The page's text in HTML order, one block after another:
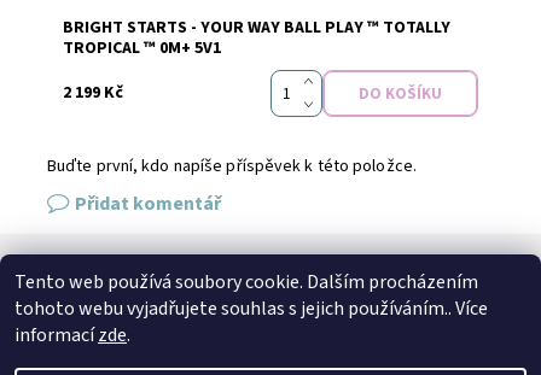
Značka: Bright starts
BRIGHT STARTS - YOUR WAY BALL PLAY ™ TOTALLY
TROPICAL ™ 0M+ 5V1
2 199 Kč
Buďte první, kdo napíše příspěvek k této položce.
Přidat komentář
SPOJTE SE S NÁMI
Kontakt
Tento web používá soubory cookie. Dalším procházením
tohoto webu vyjadřujete souhlas s jejich používáním.. Více
informacízde.